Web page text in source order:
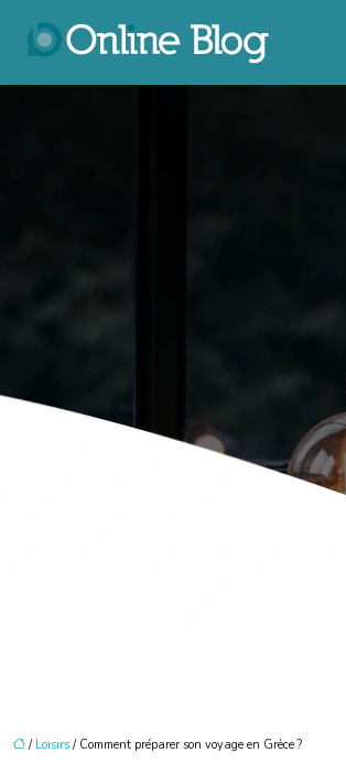
/ Loisirs / Comment préparer son voyage en Grèce ?